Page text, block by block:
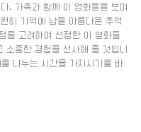
. 가족과 함께 이 영화들을 보며
히 기억에 남을 아름다운 추억
을 고려하여 선정한 이 영화들
소중한 경험을 선사해 줄 것입니
나누는 시간을 가지시기를 바